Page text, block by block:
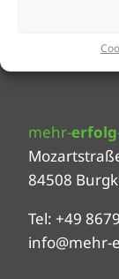
mehr-erfolg
84508
Tel: +49
info@mehr-